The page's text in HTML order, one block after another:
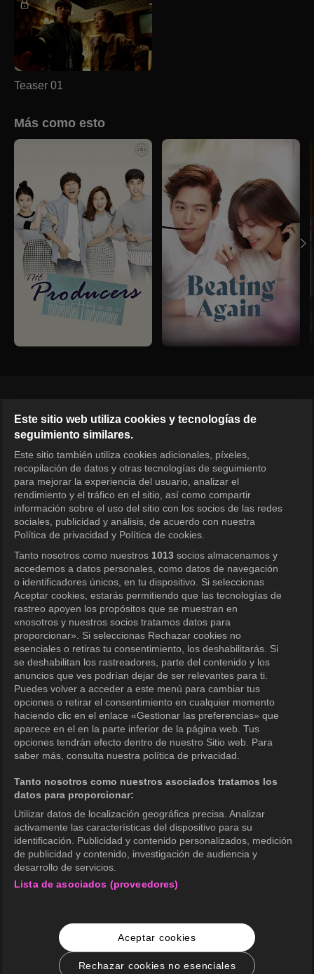
Teaser 01
Más como esto
Español
KOCOWA+ Redes sociales
KOCOWA+
Centro de ayuda
Términos de uso
Política de privacidad
Política de privacidad (Europa)
Política de privacidad (Oceanía)
Política de privacidad (Brasil)
Derechos de privacidad de California
Política de cookies (Administrar tus
No venda mi información personal
Guía de calificaciones
Accesibilidad
wavve Americas
Consultas comerciales
Este sitio web utiliza cookies y tecnologías de
seguimiento similares.
Este sitio también utiliza cookies adicionales, píxeles,
recopilación de datos y otras tecnologías de seguimiento
para mejorar la experiencia del usuario, analizar el
rendimiento y el tráfico en el sitio, así como compartir
información sobre el uso del sitio con los socios de las redes
sociales, publicidad y análisis, de acuerdo con nuestra
Política de privacidad y Política de cookies.
Tanto nosotros como nuestros 1013 socios almacenamos y
accedemos a datos personales, como datos de navegación
o identificadores únicos, en tu dispositivo. Si seleccionas
Aceptar cookies, estarás permitiendo que las tecnologías de
rastreo apoyen los propósitos que se muestran en
«nosotros y nuestros socios tratamos datos para
proporcionar». Si seleccionas Rechazar cookies no
esenciales o retiras tu consentimiento, los deshabilitarás. Si
se deshabilitan los rastreadores, parte del contenido y los
anuncios que ves podrían dejar de ser relevantes para ti.
Puedes volver a acceder a este menú para cambiar tus
opciones o retirar el consentimiento en cualquier momento
haciendo clic en el enlace «Gestionar las preferencias» que
aparece en el en la parte inferior de la página web. Tus
opciones tendrán efecto dentro de nuestro Sitio web. Para
saber más, consulta nuestra política de privacidad.
Tanto nosotros como nuestros asociados tratamos los
datos para proporcionar:
Utilizar datos de localización geográfica precisa. Analizar
activamente las características del dispositivo para su
identificación. Publicidad y contenido personalizados, medición
de publicidad y contenido, investigación de audiencia y
desarrollo de servicios.
Lista de asociados (proveedores)
Aceptar cookies
Rechazar cookies no esenciales